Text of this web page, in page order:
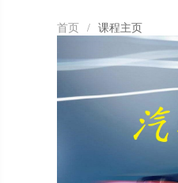
首页 / 课程主页